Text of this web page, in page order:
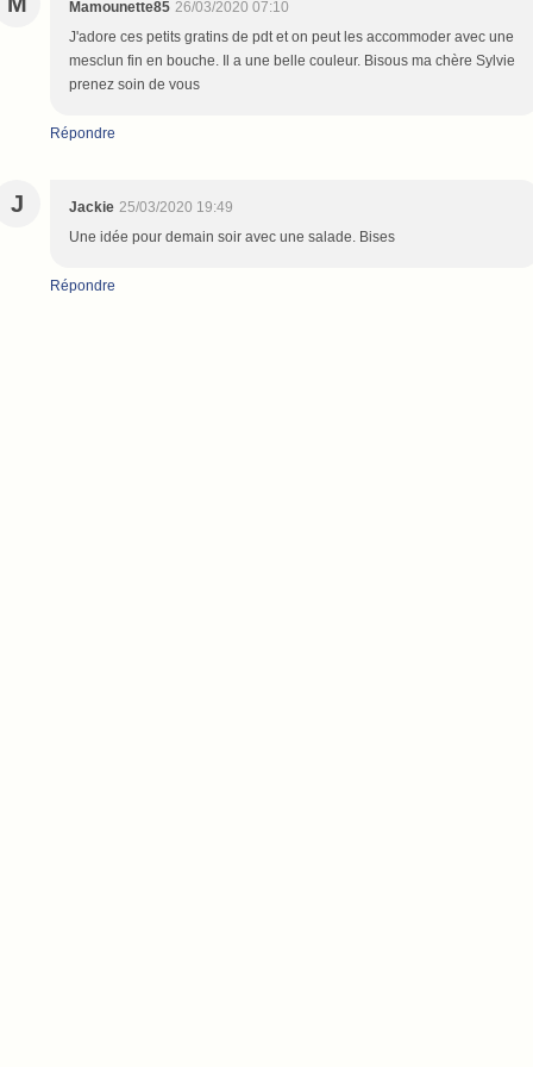
Mamounette85 26/03/2020 07:10
J'adore ces petits gratins de pdt et on peut les accommoder avec une
mesclun fin en bouche. Il a une belle couleur. Bisous ma chère Sylvie
prenez soin de vous
Répondre
J Jackie 25/03/2020 19:49
Une idée pour demain soir avec une salade. Bises
Répondre